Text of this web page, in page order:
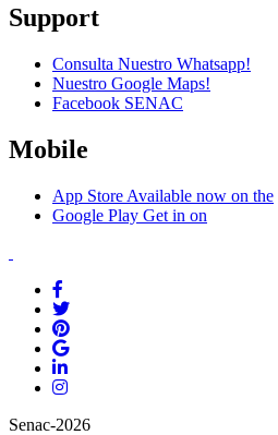
Support
Consulta Nuestro Whatsapp!
Nuestro Google Maps!
Facebook SENAC
Mobile
App Store Available now on the
Google Play Get in on
Senac-2026